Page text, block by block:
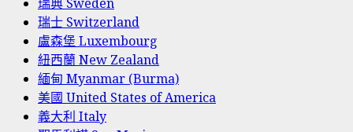
瑞典 Sweden
瑞士 Switzerland
盧森堡 Luxembourg
紐西蘭 New Zealand
緬甸 Myanmar (Burma)
美國 United States of America
義大利 Italy